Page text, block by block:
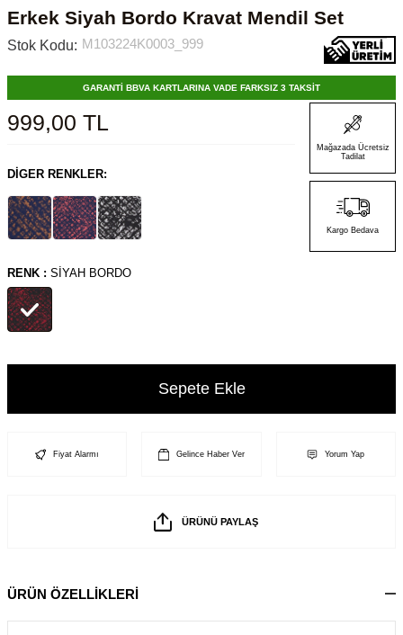
Erkek Siyah Bordo Kravat Mendil Set
Stok Kodu: M103224K0003_999
GARANTİ BBVA KARTLARINA VADE FARKSIZ 3 TAKSİT
999,00 TL
DIGER RENKLER:
Mağazada Ücretsiz
Tadilat
Kargo Bedava
RENK : SIYAH BORDO
Sepete Ekle
Fiyat Alarmı Gelince Haber Ver Yorum Yap
ÜRÜNÜ PAYLAŞ
ÜRÜN ÖZELLİKLERİ